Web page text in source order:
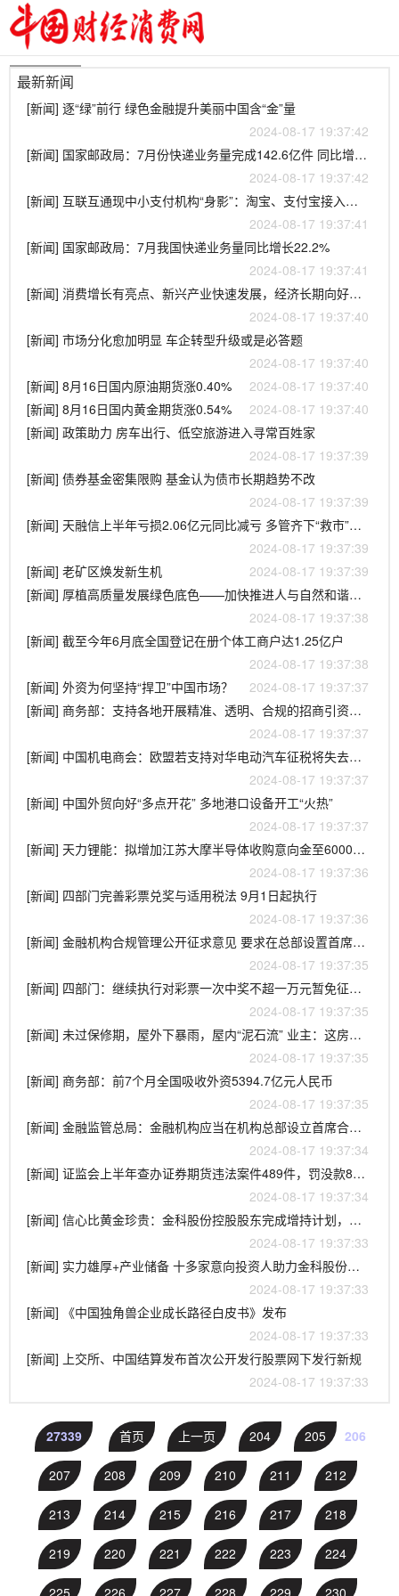
最新新闻
[新闻] 逐“绿”前行 绿色金融提升美丽中国含“金”量
2024-08-17 19:37:42
[新闻] 国家邮政局：7月份快递业务量完成142.6亿件 同比增长22.2%
2024-08-17 19:37:42
[新闻] 互联互通现中小支付机构“身影”：淘宝、支付宝接入裕福支付
2024-08-17 19:37:41
[新闻] 国家邮政局：7月我国快递业务量同比增长22.2%
2024-08-17 19:37:41
[新闻] 消费增长有亮点、新兴产业快速发展，经济长期向好有支撑
2024-08-17 19:37:40
[新闻] 市场分化愈加明显 车企转型升级或是必答题
2024-08-17 19:37:40
[新闻] 8月16日国内原油期货涨0.40%
2024-08-17 19:37:40
[新闻] 8月16日国内黄金期货涨0.54%
2024-08-17 19:37:40
[新闻] 政策助力 房车出行、低空旅游进入寻常百姓家
2024-08-17 19:37:39
[新闻] 债券基金密集限购 基金认为债市长期趋势不改
2024-08-17 19:37:39
[新闻] 天融信上半年亏损2.06亿元同比减亏 多管齐下“救市”股价持续低迷
2024-08-17 19:37:39
[新闻] 老矿区焕发新生机
2024-08-17 19:37:39
[新闻] 厚植高质量发展绿色底色——加快推进人与自然和谐共生的现代化
2024-08-17 19:37:38
[新闻] 截至今年6月底全国登记在册个体工商户达1.25亿户
2024-08-17 19:37:38
[新闻] 外资为何坚持“捍卫”中国市场？
2024-08-17 19:37:37
[新闻] 商务部：支持各地开展精准、透明、合规的招商引资活动
2024-08-17 19:37:37
[新闻] 中国机电商会：欧盟若支持对华电动汽车征税将失去投资
2024-08-17 19:37:37
[新闻] 中国外贸向好“多点开花” 多地港口设备开工“火热”
2024-08-17 19:37:37
[新闻] 天力锂能：拟增加江苏大摩半导体收购意向金至6000万元
2024-08-17 19:37:36
[新闻] 四部门完善彩票兑奖与适用税法 9月1日起执行
2024-08-17 19:37:36
[新闻] 金融机构合规管理公开征求意见 要求在总部设置首席合规官
2024-08-17 19:37:35
[新闻] 四部门：继续执行对彩票一次中奖不超一万元暂免征个税政策
2024-08-17 19:37:35
[新闻] 未过保修期，屋外下暴雨，屋内“泥石流” 业主：这房子住着还安全吗？
2024-08-17 19:37:35
[新闻] 商务部：前7个月全国吸收外资5394.7亿元人民币
2024-08-17 19:37:35
[新闻] 金融监管总局：金融机构应当在机构总部设立首席合规官
2024-08-17 19:37:34
[新闻] 证监会上半年查办证券期货违法案件489件，罚没款85亿元
2024-08-17 19:37:34
[新闻] 信心比黄金珍贵：金科股份控股股东完成增持计划，累计增持超5000万元
2024-08-17 19:37:33
[新闻] 实力雄厚+产业储备 十多家意向投资人助力金科股份涅槃重生
2024-08-17 19:37:33
[新闻] 《中国独角兽企业成长路径白皮书》发布
2024-08-17 19:37:33
[新闻] 上交所、中国结算发布首次公开发行股票网下发行新规
2024-08-17 19:37:33
27339 首页 上一页 204 205 206
207 208 209 210 211 212
213 214 215 216 217 218
219 220 221 222 223 224
225 226 227 228 229 230